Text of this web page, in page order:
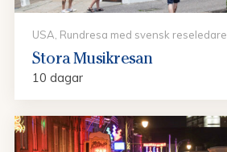
USA, Rundresa med svensk reseledare
Stora Musikresan
10 dagar